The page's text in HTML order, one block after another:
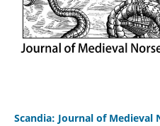
Scandia: Journal of Medieval